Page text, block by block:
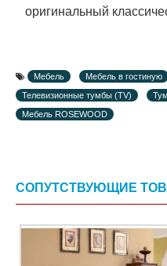
оригинальный
Мебель Мебель в гостиную
Телевизионные тумбы (TV)
Мебель ROSEWOOD
СОПУТСТВУЮЩИЕ